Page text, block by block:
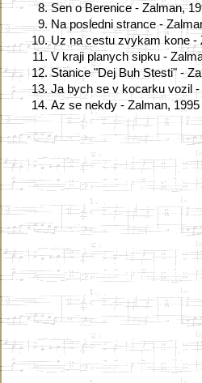
8. Sen o Berenice - Zalman,
9. Na posledni strance -
10. Uz na cestu zvykam kone -
11. V kraji planych sipku -
12. Stanice "Dej Buh Stesti" -
13. Ja bych se v kocarku vozil -
14. Az se nekdy - Zalman, 1995